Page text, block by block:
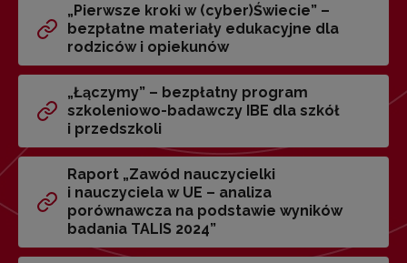
„Pierwsze kroki w (cyber)Świecie” –
bezpłatne materiały edukacyjne dla
rodziców i opiekunów
„Łączymy” – bezpłatny program
szkoleniowo-badawczy IBE dla szkół
i przedszkoli
Raport „Zawód nauczycielki
i nauczyciela w UE – analiza
porównawcza na podstawie wyników
badania TALIS 2024”